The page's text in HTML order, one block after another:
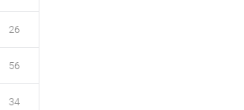
26
56
34